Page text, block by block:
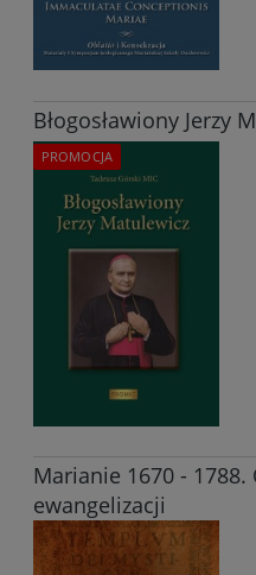
Błogosławiony Jerzy
PROMOCJA
Marianie 1670 -
ewangelizacji